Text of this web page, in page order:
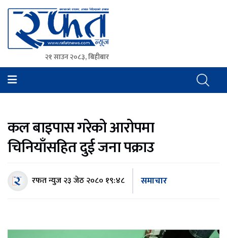
Rafat News
समाचारको रफ्तार, आवाज बिहिनहरुको आवाज
२१ साउन २०८३, बिहीबार
कल बाइपास गरेको आरोपमा
चिनियाँसहित दुई जना पक्राउ
रफत न्युज२३ जेठ २०८० १९:४८ समाचार